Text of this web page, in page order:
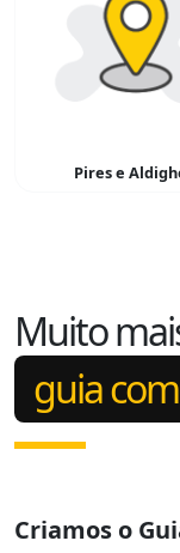
Pires e
Muito
guia
Criamos o